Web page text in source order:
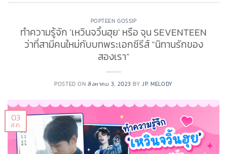
POPTEEN GOSSIP
ทำความรู้จัก ‘เหวินจวิ้นฮุย’ หรือ จุน SEVENTEEN
ว่าที่สามีคนใหม่กับบทพระเอกซีรีส์ “นิทานรักของ
สองเรา”
POSTED ON สิงหาคม 3, 2023 BYJP. MELODY
03
ส.ค.